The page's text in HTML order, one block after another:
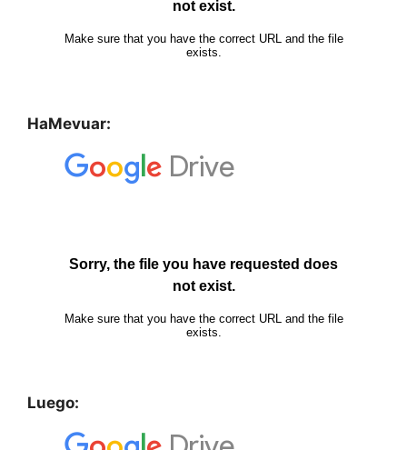
HaMevuar:
Luego: